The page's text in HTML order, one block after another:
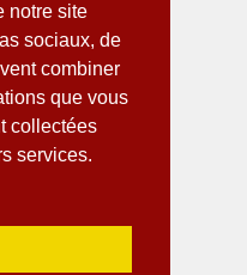
notre site
sociaux, de
combiner
que vous
collectées
services.